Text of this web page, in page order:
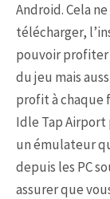
Android. Cela
télécharger,
pouvoir profiter
du jeu mais
profit à chaque
Idle Tap Airport
un émulateur
depuis les PC
assurer que